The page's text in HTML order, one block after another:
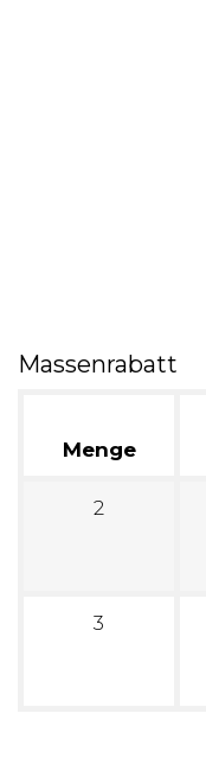
Massenrabatt
Menge
2
3